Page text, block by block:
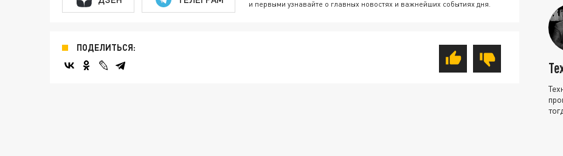
и первыми узнавайте о главных новостях и важнейших событиях дня.
ПОДЕЛИТЬСЯ: